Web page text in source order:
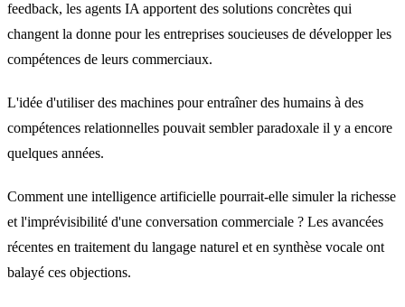
feedback, les agents IA apportent des solutions concrètes qui
changent la donne pour les entreprises soucieuses de développer les
compétences de leurs commerciaux.
L'idée d'utiliser des machines pour entraîner des humains à des
compétences relationnelles pouvait sembler paradoxale il y a encore
quelques années.
Comment une intelligence artificielle pourrait-elle simuler la richesse
et l'imprévisibilité d'une conversation commerciale ? Les avancées
récentes en traitement du langage naturel et en synthèse vocale ont
balayé ces objections.